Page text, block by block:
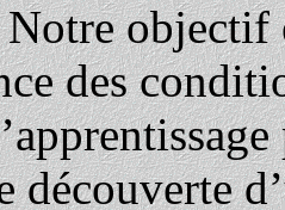
objectif
des
découverte